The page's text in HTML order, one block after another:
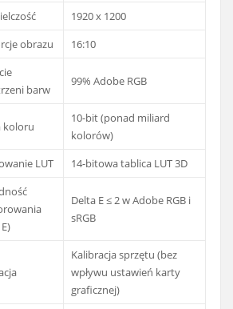
1920 x 1200
obrazu
16:10
barw
99% Adobe RGB
koloru
10-bit (ponad miliard
kolorów)
LUT
14-bitowa tablica LUT 3D
Delta E ≤ 2 w Adobe RGB i
sRGB
Kalibracja sprzętu (bez
wpływu ustawień karty
graficznej)